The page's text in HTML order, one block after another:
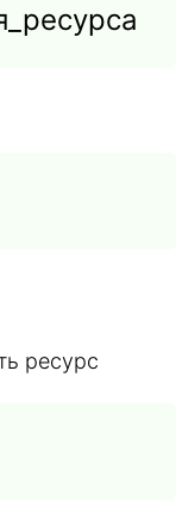
ресурс